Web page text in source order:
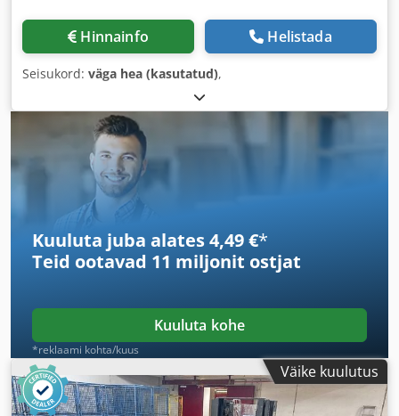
Hinnainfo Helistada
Seisukord: väga hea (kasutatud),
Kuuluta juba alates 4,49 €*
Teid ootavad 11 miljonit ostjat
Kuuluta kohe
*reklaami kohta/kuus
Väike kuulutus